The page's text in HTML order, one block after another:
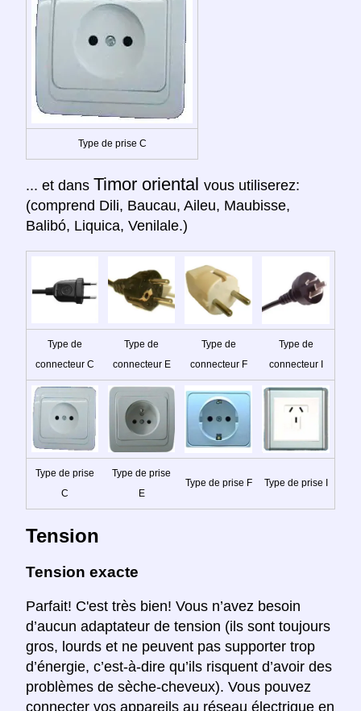
Type de prise C
... et dans Timor oriental vous utiliserez:
(comprend Dili, Baucau, Aileu, Maubisse,
Balibó, Liquica, Venilale.)
Type de
connecteur C
Type de
connecteur E
Type de
connecteur F
Type de
connecteur I
Type de prise
C
Type de prise
E
Type de prise F Type de prise I
Tension
Tension exacte
Parfait! C'est très bien! Vous n’avez besoin
d’aucun adaptateur de tension (ils sont toujours
gros, lourds et ne peuvent pas supporter trop
d’énergie, c’est-à-dire qu’ils risquent d’avoir des
problèmes de sèche-cheveux). Vous pouvez
connecter vos appareils au réseau électrique en